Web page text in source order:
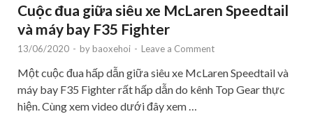
Cuộc đua giữa siêu xe McLaren Speedtail
và máy bay F35 Fighter
13/06/2020 - by baoxehoi - Leave a Comment
Một cuộc đua hấp dẫn giữa siêu xe McLaren Speedtail và
máy bay F35 Fighter rất hấp dẫn do kênh Top Gear thực
hiện. Cùng xem video dưới đây xem …